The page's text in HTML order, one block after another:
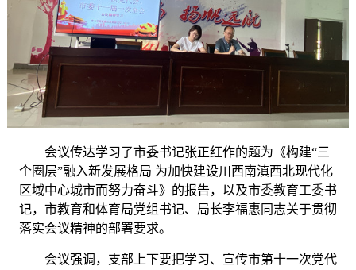
会议传达学习了市委书记张正红作的题为《构建“三
个圈层”融入新发展格局 为加快建设川西南滇西北现代化
区域中心城市而努力奋斗》的报告，以及市委教育工委书
记，市教育和体育局党组书记、局长李福惠同志关于贯彻
落实会议精神的部署要求。
会议强调，支部上下要把学习、宣传市第十一次党代